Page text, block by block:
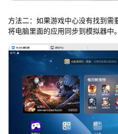
方法二：如果游戏中心没有找到需
将电脑里面的应用同步到模拟器中。